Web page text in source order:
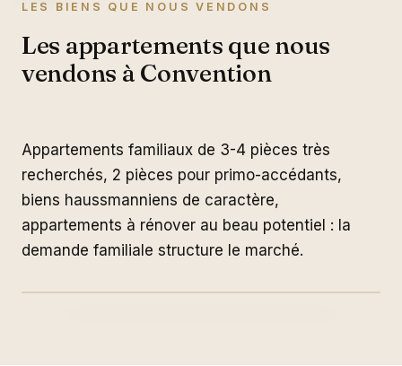
LES BIENS QUE NOUS VENDONS
Les appartements que nous
vendons à Convention
Appartements familiaux de 3-4 pièces très
recherchés, 2 pièces pour primo-accédants,
biens haussmanniens de caractère,
appartements à rénover au beau potentiel : la
demande familiale structure le marché.
Convention